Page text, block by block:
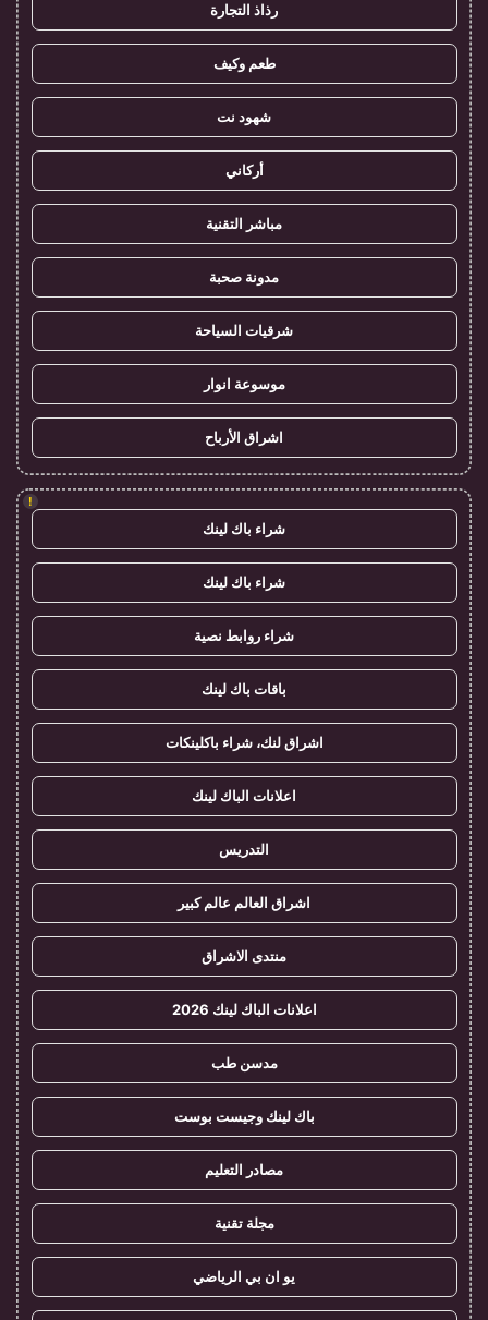
رذاذ التجارة
طعم وكيف
شهود نت
أركاني
مباشر التقنية
مدونة صحبة
شرقيات السياحة
موسوعة انوار
اشراق الأرباح
!
شراء باك لينك
شراء باك لينك
شراء روابط نصية
باقات باك لينك
اشراق لنك، شراء باكلينكات
اعلانات الباك لينك
التدريس
اشراق العالم عالم كبير
منتدى الاشراق
اعلانات الباك لينك 2026
مدسن طب
باك لينك وجيست بوست
مصادر التعليم
مجلة تقنية
يو ان بي الرياضي